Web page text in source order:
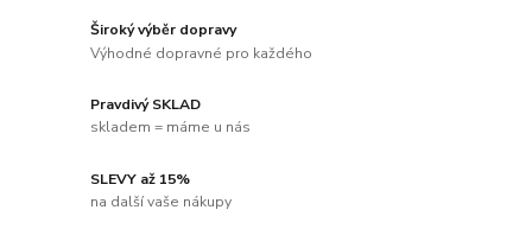
Široký výběr dopravy
Výhodné dopravné pro každého
Pravdivý SKLAD
skladem = máme u nás
SLEVY až 15%
na další vaše nákupy